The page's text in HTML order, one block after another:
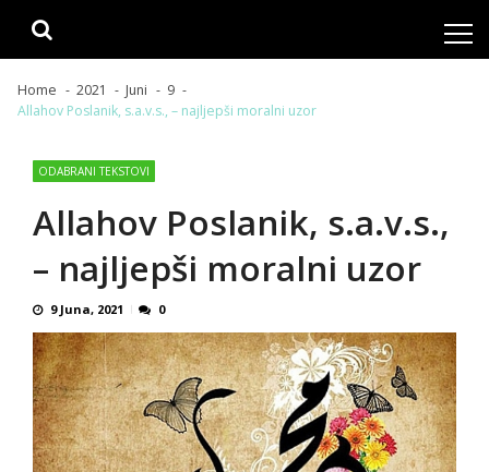
Home 2021 Juni
9
Allahov Poslanik, s.a.v.s., – najljepši moralni uzor
ODABRANI TEKSTOVI
Allahov Poslanik, s.a.v.s.,
– najljepši moralni uzor
9 Juna, 2021 0